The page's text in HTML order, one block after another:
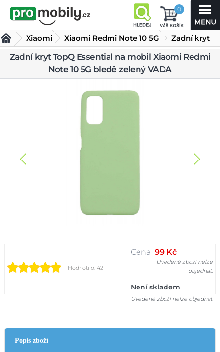
0
Xiaomi
Xiaomi Redmi Note 10 5G
Kryty Xiaomi Redmi Note 10 5G
Zadní kryt
TopQ
Essential na mobil
Zadní kryt TopQ Essential na mobil Xiaomi Redmi
Note 10 5G bledě zelený VADA
Hodnotilo: 42
Cena 99 Kč
Uvedené zboží nelze
objednat.
Není skladem
Uvedené zboží nelze objednat.
Popis zboží